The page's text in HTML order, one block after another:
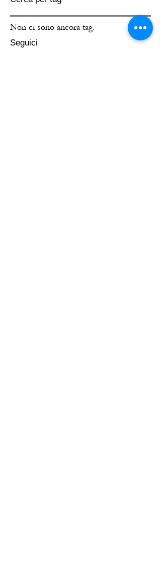
Non ci sono ancora tag.
Seguici